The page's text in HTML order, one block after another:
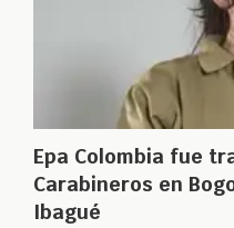
Epa Colombia fue
Carabineros en
Ibagué